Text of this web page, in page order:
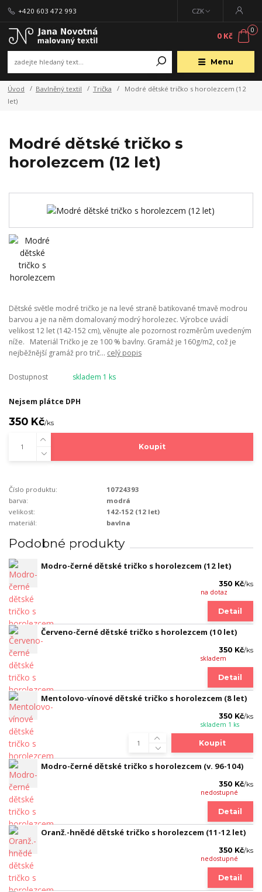
Menu
CZK
+420 603 472 993
0
0 Kč
Úvod Bavlněný textil Trička
Modré dětské tričko s horolezcem (12
let)
Modré dětské tričko s
horolezcem (12 let)
Dětské světle modré tričko je na levé straně batikované tmavě modrou
barvou a je na něm domalovaný modrý horolezec. Výrobce uvádí
velikost 12 let (142-152 cm), věnujte ale pozornost rozměrům uvedeným
níže. Materiál Tričko je ze 100 % bavlny. Gramáž je 160g/m2, což je
nejběžnější gramáž pro trič... celý popis
Dostupnost skladem 1 ks
Nejsem plátce DPH
350 Kč/ks
Koupit
Číslo produktu:
10724393
barva:
modrá
velikost:
142-152 (12 let)
materiál:
bavlna
Podobné produkty
Modro-černé dětské tričko s horolezcem (12 let)
350 Kč/ks
na dotaz
Detail
Červeno-černé dětské tričko s horolezcem (10 let)
350 Kč/ks
skladem
Detail
Mentolovo-vínové dětské tričko s horolezcem (8 let)
350 Kč/ks
skladem 1 ks
Koupit
Modro-černé dětské tričko s horolezcem (v. 96-104)
350 Kč/ks
nedostupné
Detail
Oranž.-hnědé dětské tričko s horolezcem (11-12 let)
350 Kč/ks
nedostupné
Detail